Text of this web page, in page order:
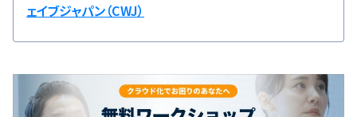
ェイブジャパン（CWJ）